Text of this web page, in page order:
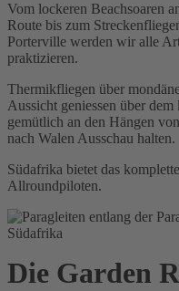
Vom lockeren Beachsoaren
Route bis zum
Porterville werden wir alle
praktizieren.
Thermikfliegen über
Aussicht geniessen über
gemütlich an den Hängen
nach Walen Ausschau halten.
Südafrika bietet das
Allroundpiloten.
Die Garden